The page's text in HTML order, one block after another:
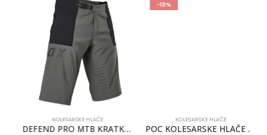
KOLESARSKE HLAČE
DEFEND PRO MTB KRATKE HLAČE FOX [DRK SHDW]
-10%
KOLESARSKE HLAČE
POC KOLESARSKE HLAČE ESSENTIAL ENDURO SHORTS BROWN